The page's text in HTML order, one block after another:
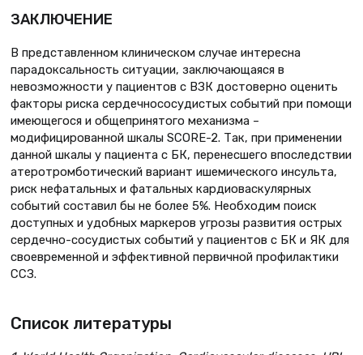
ЗАКЛЮЧЕНИЕ
В представленном клиническом случае интересна
парадоксальность ситуации, заключающаяся в
невозможности у пациентов с ВЗК достоверно оценить
факторы риска сердечнососудистых событий при помощи
имеющегося и общепринятого механизма –
модифицированной шкалы SCORE-2. Так, при применении
данной шкалы у пациента с БК, перенесшего впоследствии
атеротромботический вариант ишемического инсульта,
риск нефатальных и фатальных кардиоваскулярных
событий составил бы не более 5%. Необходим поиск
доступных и удобных маркеров угрозы развития острых
сердечно-сосудистых событий у пациентов с БК и ЯК для
своевременной и эффективной первичной профилактики
ССЗ.
Список литературы